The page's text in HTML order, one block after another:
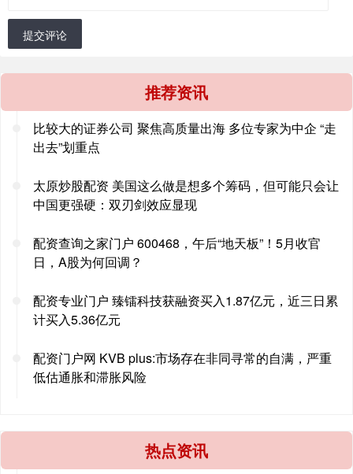
提交评论
推荐资讯
比较大的证券公司 聚焦高质量出海 多位专家为中企 “走
出去”划重点
太原炒股配资 美国这么做是想多个筹码，但可能只会让
中国更强硬：双刃剑效应显现
配资查询之家门户 600468，午后“地天板”！5月收官
日，A股为何回调？
配资专业门户 臻镭科技获融资买入1.87亿元，近三日累
计买入5.36亿元
配资门户网 KVB plus:市场存在非同寻常的自满，严重
低估通胀和滞胀风险
热点资讯